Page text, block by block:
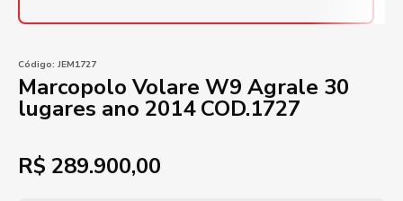
Código: JEM1727
Marcopolo Volare W9 Agrale 30
lugares ano 2014 COD.1727
R$ 289.900,00